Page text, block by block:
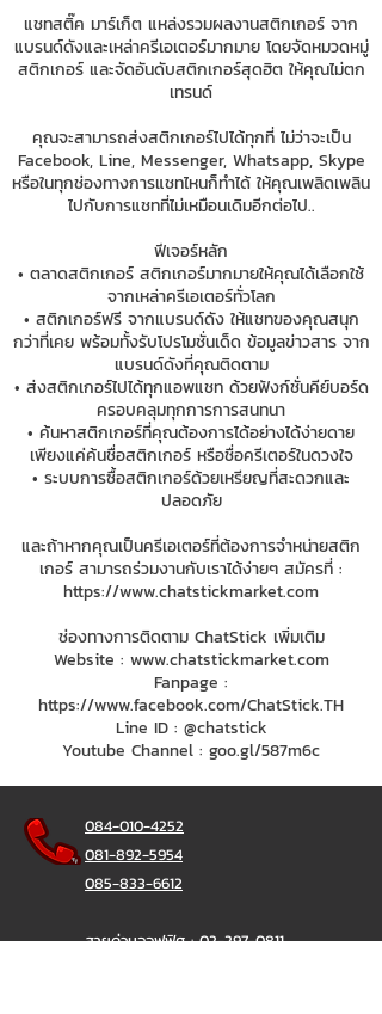
แชทสติ๊ค มาร์เก็ต แหล่งรวมผลงานสติกเกอร์ จาก
แบรนด์ดังและเหล่าครีเอเตอร์มากมาย โดยจัดหมวดหมู่
สติกเกอร์ และจัดอันดับสติกเกอร์สุดฮิต ให้คุณไม่ตก
เทรนด์
คุณจะสามารถส่งสติกเกอร์ไปได้ทุกที่ ไม่ว่าจะเป็น
Facebook, Line, Messenger, Whatsapp, Skype
หรือในทุกช่องทางการแชทไหนก็ทำได้ ให้คุณเพลิดเพลิน
ไปกับการแชทที่ไม่เหมือนเดิมอีกต่อไป..
ฟีเจอร์หลัก
• ตลาดสติกเกอร์ สติกเกอร์มากมายให้คุณได้เลือกใช้
จากเหล่าครีเอเตอร์ทั่วโลก
• สติกเกอร์ฟรี จากแบรนด์ดัง ให้แชทของคุณสนุก
กว่าที่เคย พร้อมทั้งรับโปรโมชั่นเด็ด ข้อมูลข่าวสาร จาก
แบรนด์ดังที่คุณติดตาม
• ส่งสติกเกอร์ไปได้ทุกแอพแชท ด้วยฟังก์ชั่นคีย์บอร์ด
ครอบคลุมทุกการการสนทนา
• ค้นหาสติกเกอร์ที่คุณต้องการได้อย่างได้ง่ายดาย
เพียงแค่ค้นชื่อสติกเกอร์ หรือชื่อครีเตอร์ในดวงใจ
• ระบบการซื้อสติกเกอร์ด้วยเหรียญที่สะดวกและ
ปลอดภัย
และถ้าหากคุณเป็นครีเอเตอร์ที่ต้องการจำหน่ายสติก
เกอร์ สามารถร่วมงานกับเราได้ง่ายๆ สมัครที่ :
https://www.chatstickmarket.com
ช่องทางการติดตาม ChatStick เพิ่มเติม
Website : www.chatstickmarket.com
Fanpage :
https://www.facebook.com/ChatStick.TH
Line ID : @chatstick
Youtube Channel : goo.gl/587m6c
084-010-4252
081-892-5954
085-833-6612
สายด่วนออฟฟิศ :02-297-0811